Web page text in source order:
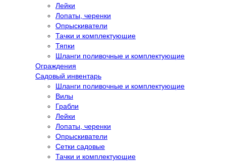
Лейки
Лопаты, черенки
Опрыскиватели
Тачки и комплектующие
Тяпки
Шланги поливочные и комплектующие
Ограждения
Садовый инвентарь
Шланги поливочные и комплектующие
Вилы
Грабли
Лейки
Лопаты, черенки
Опрыскиватели
Сетки садовые
Тачки и комплектующие